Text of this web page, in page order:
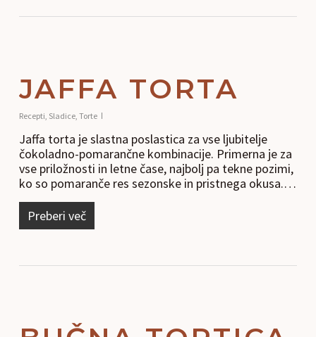
JAFFA TORTA
Recepti, Sladice, Torte
Jaffa torta je slastna poslastica za vse ljubitelje
čokoladno-pomarančne kombinacije. Primerna je za
vse priložnosti in letne čase, najbolj pa tekne pozimi,
ko so pomaranče res sezonske in pristnega okusa.…
Preberi več